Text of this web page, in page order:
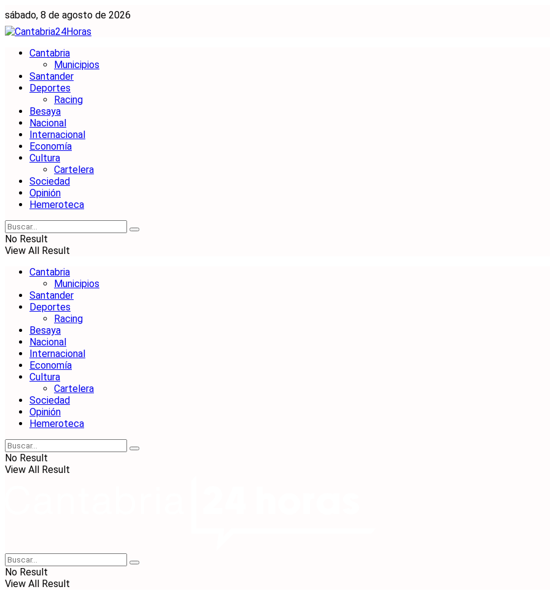
sábado, 8 de agosto de 2026
Cantabria
Municipios
Santander
Deportes
Racing
Besaya
Nacional
Internacional
Economía
Cultura
Cartelera
Sociedad
Opinión
Hemeroteca
No Result
View All Result
Cantabria
Municipios
Santander
Deportes
Racing
Besaya
Nacional
Internacional
Economía
Cultura
Cartelera
Sociedad
Opinión
Hemeroteca
No Result
View All Result
No Result
View All Result